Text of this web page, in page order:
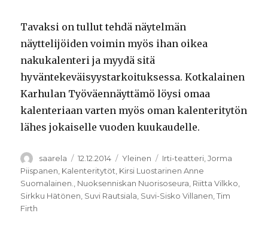
Tavaksi on tullut tehdä näytelmän
näyttelijöiden voimin myös ihan oikea
nakukalenteri ja myydä sitä
hyväntekeväisyystarkoituksessa. Kotkalainen
Karhulan Työväennäyttämö löysi omaa
kalenteriaan varten myös oman kalenteritytön
lähes jokaiselle vuoden kuukaudelle.
Kirjoittaja
saarela Julkaistu
12.12.2014 Kategoriat
Yleinen Avainsanat
Irti-teatteri ,Jorma
Piispanen Kalenteritytöt Kirsi Luostarinen Anne
Suomalainen.
Nuoksenniskan Nuorisoseura Riitta Vilkko
Sirkku Hätönen Suvi Rautsiala Suvi-Sisko Villanen ,Tim
Firth